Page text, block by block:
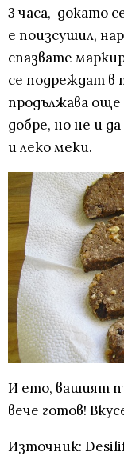
3 часа, докато
е поизсушил,
спазвате
се подреждат в
продължава още
добре, но не и
и леко меки.
И ето, вашият
вече готов!
Източник: